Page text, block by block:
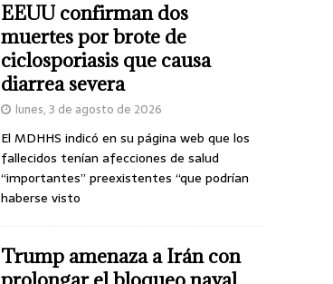
EEUU confirman dos
muertes por brote de
ciclosporiasis que causa
diarrea severa
lunes, 3 de agosto de 2026
El MDHHS indicó en su página web que los
fallecidos tenían afecciones de salud
“importantes” preexistentes “que podrían
haberse visto
Trump amenaza a Irán con